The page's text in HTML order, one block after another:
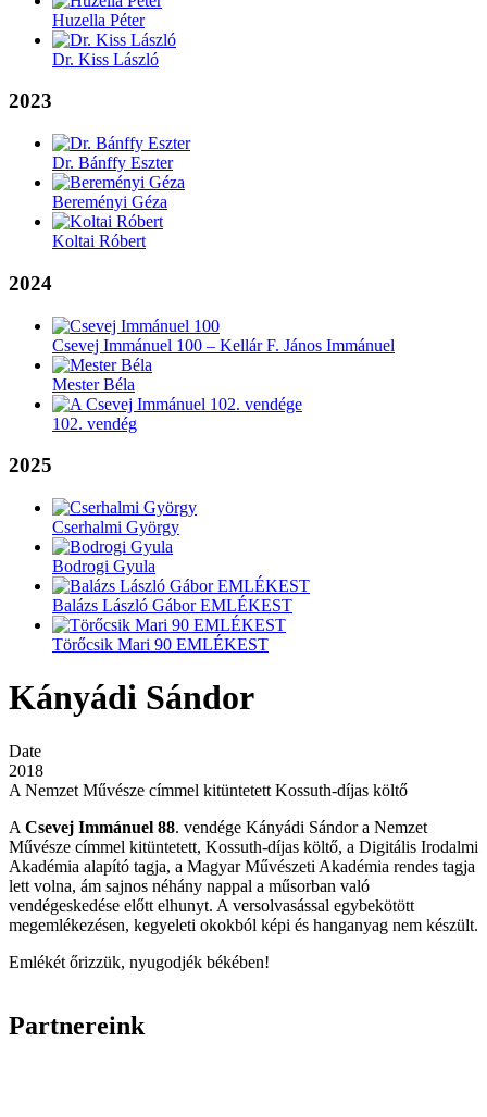
Huzella Péter
Dr. Kiss László
2023
Dr. Bánffy Eszter
Bereményi Géza
Koltai Róbert
2024
Csevej Immánuel 100 – Kellár F. János Immánuel
Mester Béla
102. vendég
2025
Cserhalmi György
Bodrogi Gyula
Balázs László Gábor EMLÉKEST
Törőcsik Mari 90 EMLÉKEST
Kányádi Sándor
Date
2018
A Nemzet Művésze címmel kitüntetett Kossuth-díjas költő
A Csevej Immánuel 88. vendége Kányádi Sándor a Nemzet
Művésze címmel kitüntetett, Kossuth-díjas költő, a Digitális Irodalmi
Akadémia alapító tagja, a Magyar Művészeti Akadémia rendes tagja
lett volna, ám sajnos néhány nappal a műsorban való
vendégeskedése előtt elhunyt. A versolvasással egybekötött
megemlékezésen, kegyeleti okokból képi és hanganyag nem készült.
Emlékét őrizzük, nyugodjék békében!
Partnereink